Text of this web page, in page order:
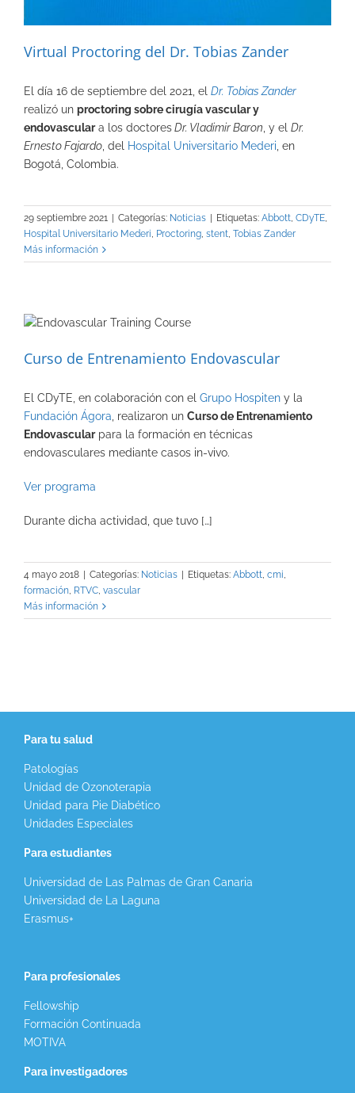
Virtual Proctoring del Dr. Tobias Zander
El día 16 de septiembre del 2021, el Dr. Tobias Zander
realizó un proctoring sobre cirugía vascular y
endovasculara los doctoresDr. Vladimir Baron , y el Dr.
Ernesto Fajardo , del Hospital Universitario Mederi , en
Bogotá, Colombia.
29 septiembre 2021 | Categorías: Noticias | Etiquetas: Abbott CDyTE
Hospital Universitario Mederi Proctoring stent Tobias Zander
Más información
Curso de Entrenamiento Endovascular
El CDyTE, en colaboración con el Grupo Hospiten y la
Fundación Ágora , realizaron un Curso de Entrenamiento
Endovascularpara la formación en técnicas
endovasculares mediante casos in-vivo.
Ver programa
Durante dicha actividad, que tuvo […]
4 mayo 2018 | Categorías: Noticias | Etiquetas: Abbott cmi
formación RTVC vascular
Más información
Para tu salud
Patologías
Unidad de Ozonoterapia
Unidad para Pie Diabético
Unidades Especiales
Para estudiantes
Universidad de Las Palmas de Gran Canaria
Universidad de La Laguna
Erasmus+
Para profesionales
Fellowship
Formación Continuada
MOTIVA
Para investigadores